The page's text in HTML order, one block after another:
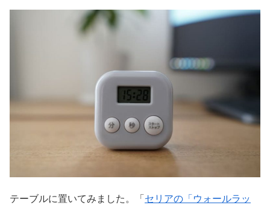
テーブルに置いてみました。「 セリアの「ウォールラッ